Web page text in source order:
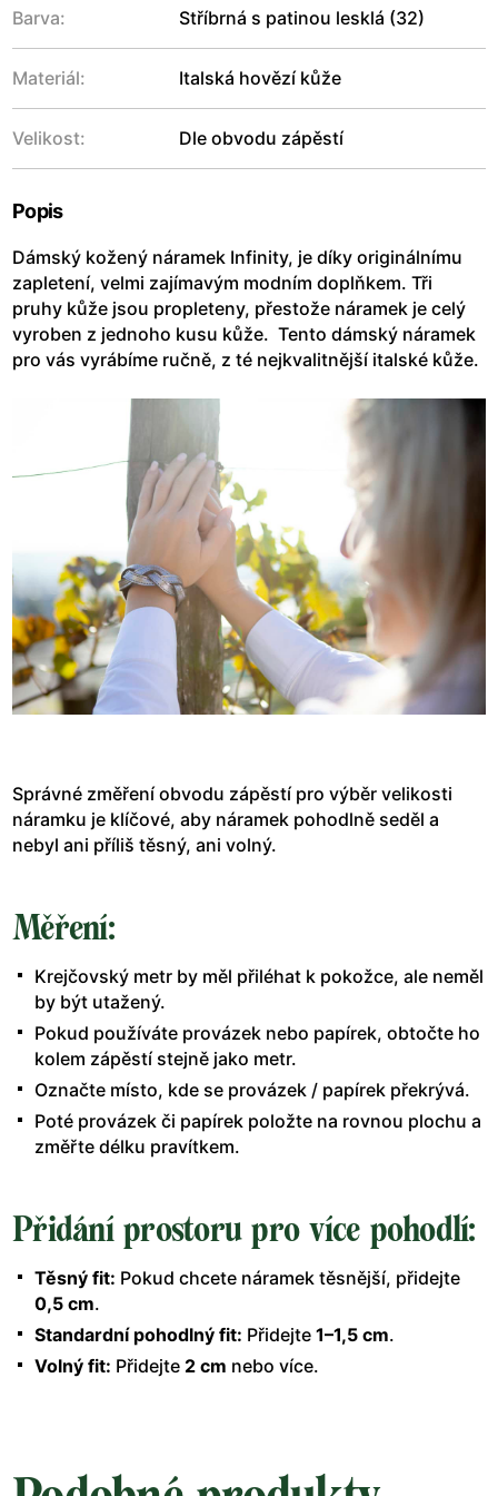
Barva: Stříbrná s patinou lesklá (32)
Materiál: Italská hovězí kůže
Velikost: Dle obvodu zápěstí
Popis
Dámský kožený náramek Infinity, je díky originálnímu
zapletení, velmi zajímavým modním doplňkem. Tři
pruhy kůže jsou propleteny, přestože náramek je celý
vyroben z jednoho kusu kůže. Tento dámský náramek
pro vás vyrábíme ručně, z té nejkvalitnější italské kůže.
Správné změření obvodu zápěstí pro výběr velikosti
náramku je klíčové, aby náramek pohodlně seděl a
nebyl ani příliš těsný, ani volný.
Měření:
Krejčovský metr by měl přiléhat k pokožce, ale neměl
by být utažený.
Pokud používáte provázek nebo papírek, obtočte ho
kolem zápěstí stejně jako metr.
Označte místo, kde se provázek / papírek překrývá.
Poté provázek či papírek položte na rovnou plochu a
změřte délku pravítkem.
Přidání prostoru pro více pohodlí:
Těsný fit: Pokud chcete náramek těsnější, přidejte
0,5 cm.
Standardní pohodlný fit: Přidejte 1–1,5 cm.
Volný fit: Přidejte 2 cm nebo více.